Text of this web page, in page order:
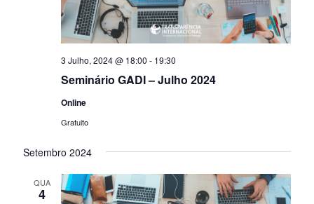
3 Julho, 2024 @ 18:00 - 19:30
Seminário GADI – Julho 2024
Online
Gratuito
Setembro 2024
QUA
4